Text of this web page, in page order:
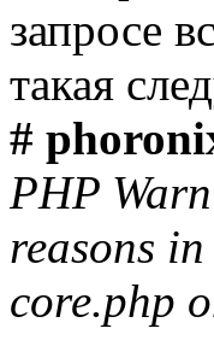
запросе
такая
#
PHP
reasons
core.php